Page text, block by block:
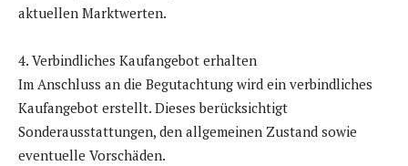
aktuellen Marktwerten.
4. Verbindliches Kaufangebot erhalten
Im Anschluss an die Begutachtung wird ein verbindliches
Kaufangebot erstellt. Dieses berücksichtigt
Sonderausstattungen, den allgemeinen Zustand sowie
eventuelle Vorschäden.